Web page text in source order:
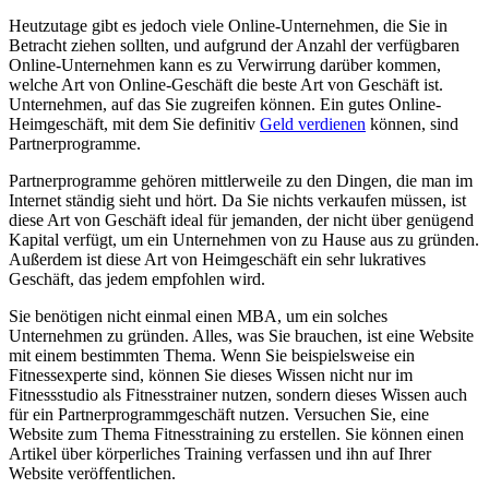
Heutzutage gibt es jedoch viele Online-Unternehmen, die Sie in
Betracht ziehen sollten, und aufgrund der Anzahl der verfügbaren
Online-Unternehmen kann es zu Verwirrung darüber kommen,
welche Art von Online-Geschäft die beste Art von Geschäft ist.
Unternehmen, auf das Sie zugreifen können. Ein gutes Online-
Heimgeschäft, mit dem Sie definitiv Geld verdienen können, sind
Partnerprogramme.
Partnerprogramme gehören mittlerweile zu den Dingen, die man im
Internet ständig sieht und hört. Da Sie nichts verkaufen müssen, ist
diese Art von Geschäft ideal für jemanden, der nicht über genügend
Kapital verfügt, um ein Unternehmen von zu Hause aus zu gründen.
Außerdem ist diese Art von Heimgeschäft ein sehr lukratives
Geschäft, das jedem empfohlen wird.
Sie benötigen nicht einmal einen MBA, um ein solches
Unternehmen zu gründen. Alles, was Sie brauchen, ist eine Website
mit einem bestimmten Thema. Wenn Sie beispielsweise ein
Fitnessexperte sind, können Sie dieses Wissen nicht nur im
Fitnessstudio als Fitnesstrainer nutzen, sondern dieses Wissen auch
für ein Partnerprogrammgeschäft nutzen. Versuchen Sie, eine
Website zum Thema Fitnesstraining zu erstellen. Sie können einen
Artikel über körperliches Training verfassen und ihn auf Ihrer
Website veröffentlichen.